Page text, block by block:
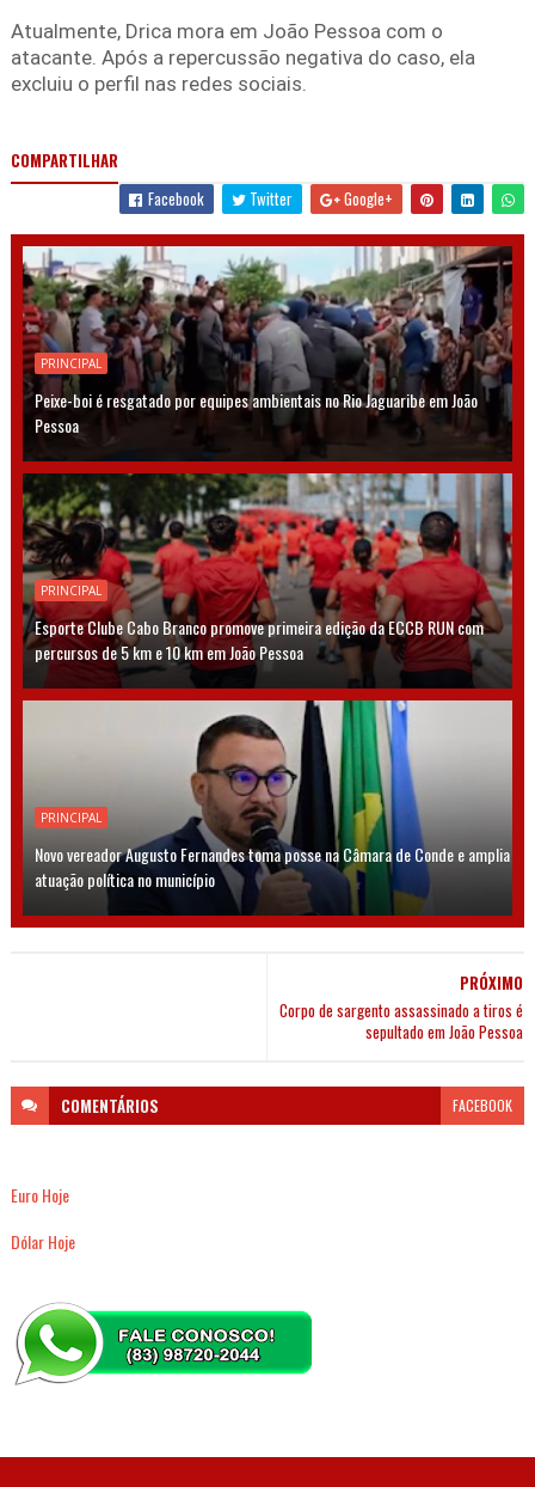
Atualmente, Drica mora em João Pessoa com o
atacante. Após a repercussão negativa do caso, ela
excluiu o perfil nas redes sociais.
COMPARTILHAR
Facebook
Twitter Google+
PRINCIPAL
Peixe-boi é resgatado por equipes ambientais no Rio Jaguaribe em João
Pessoa
PRINCIPAL
Esporte Clube Cabo Branco promove primeira edição da ECCB RUN com
percursos de 5 km e 10 km em João Pessoa
PRINCIPAL
Novo vereador Augusto Fernandes toma posse na Câmara de Conde e amplia
atuação política no município
PRÓXIMO
Corpo de sargento assassinado a tiros é
sepultado em João Pessoa
COMENTÁRIOS FACEBOOK
Euro Hoje
Dólar Hoje